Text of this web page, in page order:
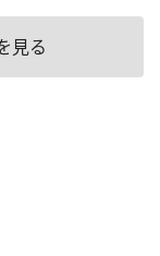
見る